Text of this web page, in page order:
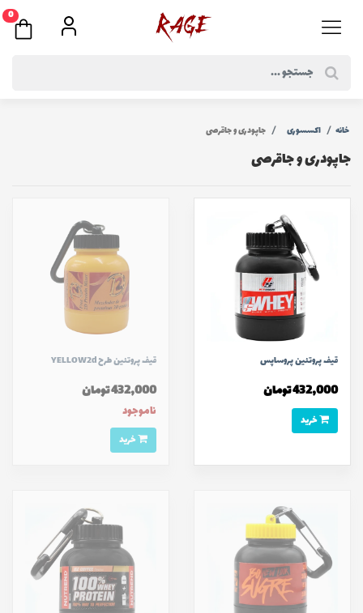
0
خانه اكسسوری جاپودری و جاقرصی
جاپودری و جاقرصی
قیف پروتئین پروساپس
432,000 تومان
قیف پروتئین طرح YELLOW2d
432,000 تومان
ناموجود